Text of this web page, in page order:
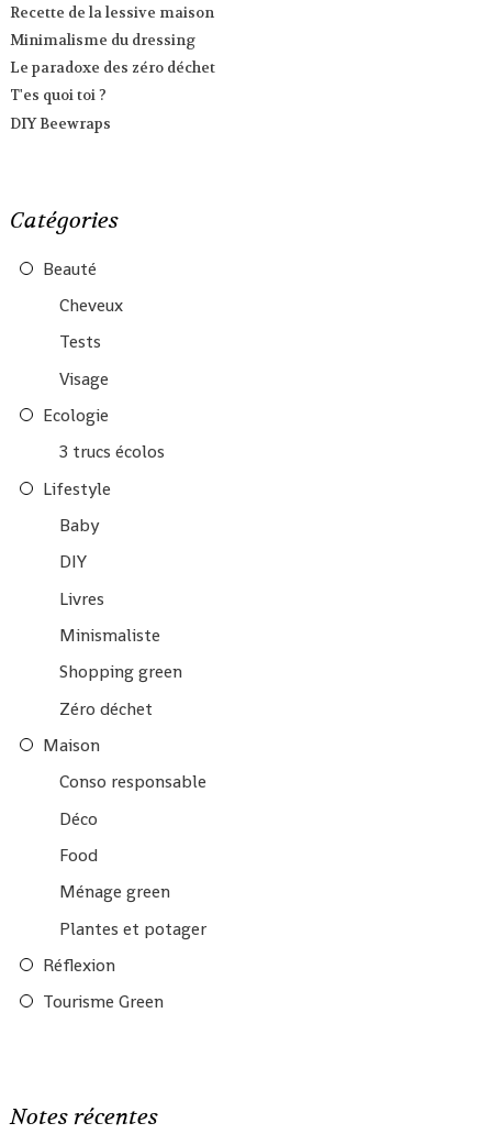
Recette de la lessive maison
Minimalisme du dressing
Le paradoxe des zéro déchet
T'es quoi toi ?
DIY Beewraps
Catégories
Beauté
Cheveux
Tests
Visage
Ecologie
3 trucs écolos
Lifestyle
Baby
DIY
Livres
Minismaliste
Shopping green
Zéro déchet
Maison
Conso responsable
Déco
Food
Ménage green
Plantes et potager
Réflexion
Tourisme Green
Notes récentes